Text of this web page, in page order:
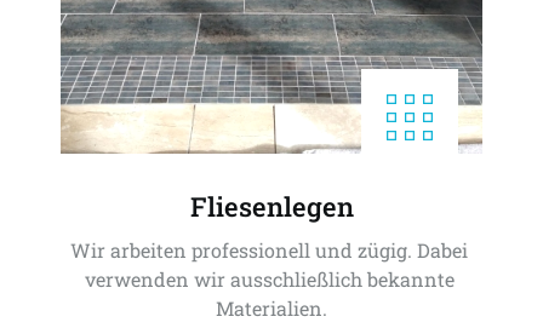
Fliesenlegen
Wir arbeiten professionell und zügig. Dabei
verwenden wir ausschließlich bekannte
Materialien.